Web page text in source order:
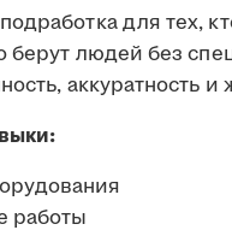
для тех,
берут людей без
аккуратность и
работы